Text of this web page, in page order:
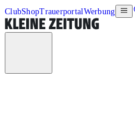
ClubShopTrauerportalWerbung